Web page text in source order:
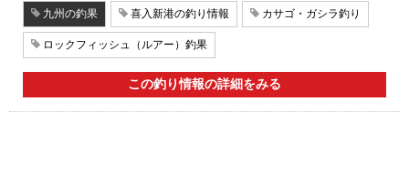
九州の釣果 喜入新港の釣り情報 カサゴ・ガシラ釣り
ロックフィッシュ（ルアー）釣果
この釣り情報の詳細をみる